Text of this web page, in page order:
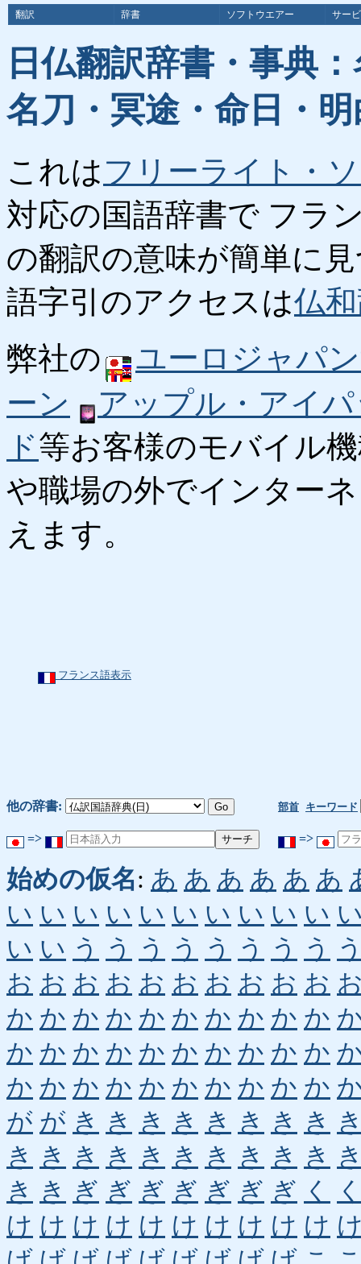
翻訳 辞書 ソフトウエアー サー
日仏翻訳辞書・事典
名刀・冥途・命日・
これはフリーライト・
対応の国語辞書で フラ
の翻訳の意味が簡単に
語字引のアクセスは仏
弊社の
ユーロジャパ
ーン
アップル・アイ
ド等お客様のモバイル
や職場の外でインター
えます。
フランス語表示
他の辞書: 部首 キーワード
=> =>
始めの仮名: あ あ あ あ あ あ
い い い い い い い い い い
い い う う う う う う う う
お お お お お お お お お お
か か か か か か か か か か
か か か か か か か か か か
か か か か か か か か か か
が が き き き き き き き き
き き き き き き き き き き
き き ぎ ぎ ぎ ぎ ぎ ぎ ぎ く
け け け け け け け け け け